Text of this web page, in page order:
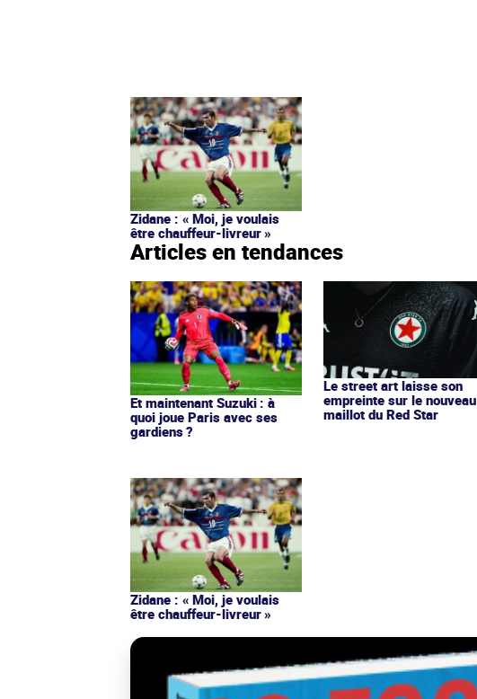
Zidane : « Moi, je voulais
être chauffeur-livreur »
Articles en tendances
Et maintenant Suzuki : à
quoi joue Paris avec ses
gardiens ?
Le street art laisse son
empreinte sur le nouveau
maillot du Red Star
Zidane : « Moi, je voulais
être chauffeur-livreur »